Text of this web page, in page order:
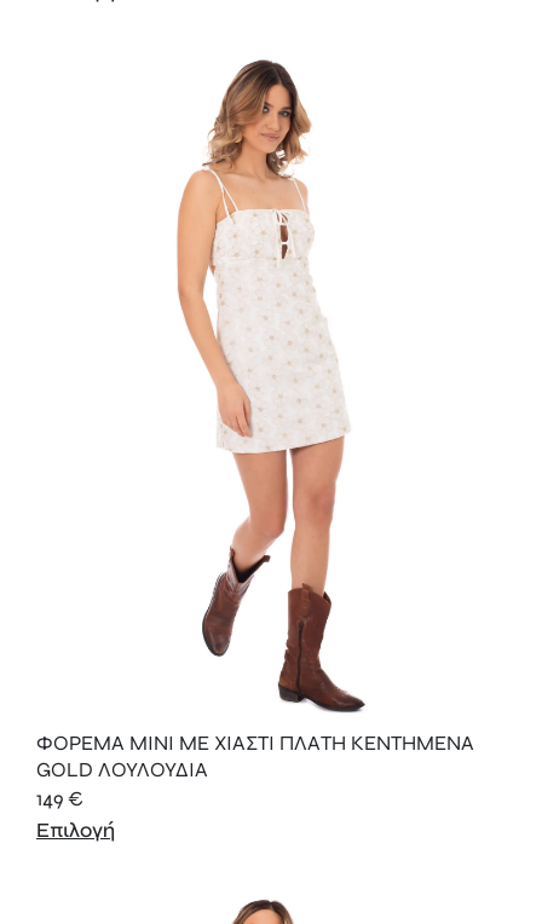
ΦΟΡΕΜΑ ΜΙΝΙ ΜΕ ΧΙΑΣΤΙ ΠΛΑΤΗ ΚΕΝΤΗΜΕΝΑ
GOLD ΛΟΥΛΟΥΔΙΑ
149€
Επιλογή